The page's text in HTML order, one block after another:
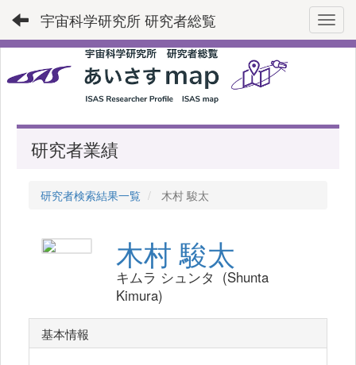
宇宙科学研究所 研究者総覧
研究者業績
研究者検索結果一覧 木村 駿太
木村 駿太
キムラ シュンタ (Shunta
Kimura)
基本情報